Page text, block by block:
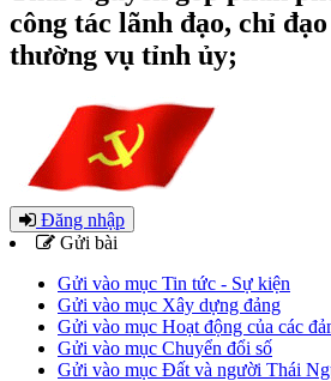
công tác lãnh đạo, chỉ
thường vụ tỉnh ủy;
Đăng nhập
Gửi bài
Gửi vào mục Tin tức - Sự kiện
Gửi vào mục Xây dựng đảng
Gửi vào mục Hoạt động của các
Gửi vào mục Chuyển đổi số
Gửi vào mục Đất và người Thái